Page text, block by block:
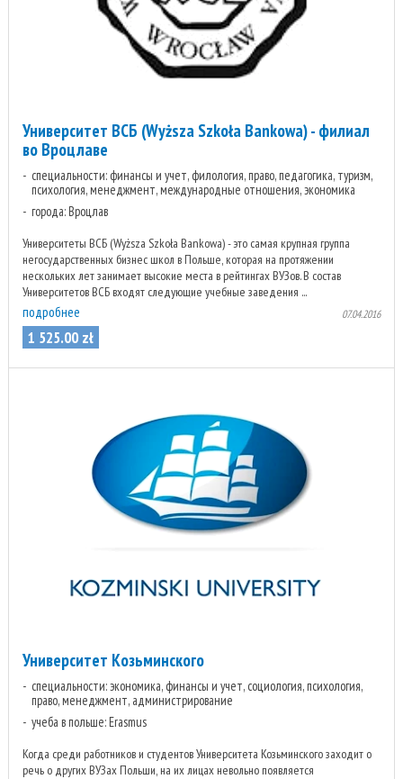
Университет ВСБ (Wyższa Szkoła Bankowa) - филиал
во Вроцлаве
специальности: финансы и учет, филология, право, педагогика, туризм,
психология, менеджмент, международные отношения, экономика
города: Вроцлав
Университеты ВСБ (Wyższa Szkoła Bankowa) - это самая крупная группа
негосударственных бизнес школ в Польше, которая на протяжении
нескольких лет занимает высокие места в рейтингах ВУЗов. В состав
Университетов ВСБ входят следующие учебные заведения ...
подробнее 07.04.2016
1 525.00 zł
Университет Козьминского
специальности: экономика, финансы и учет, социология, психология,
право, менеджмент, администрирование
учеба в польше: Erasmus
Когда среди работников и студентов Университета Козьминского заходит о
речь о других ВУЗах Польши, на их лицах невольно появляется